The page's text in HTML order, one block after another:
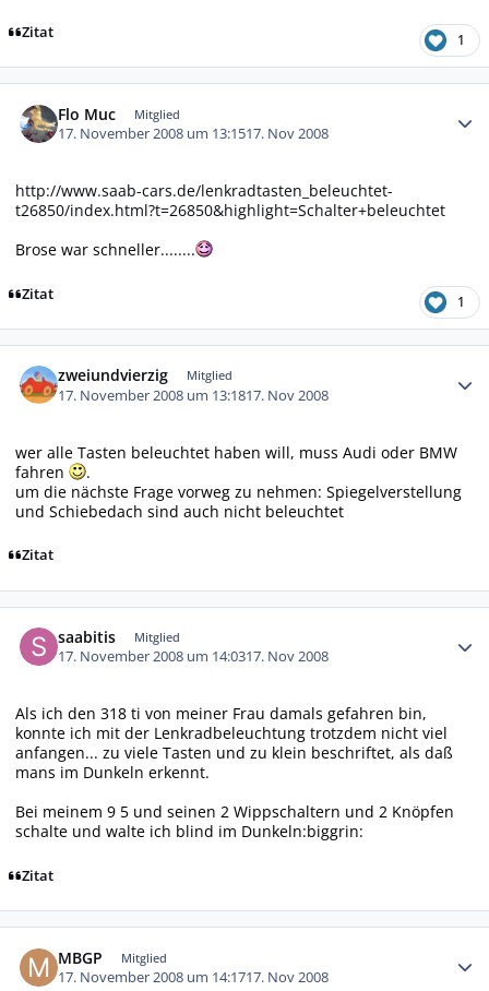
Zitat 1
Flo Muc Mitglied
17. November 2008 um 13:1517. Nov 2008
http://www.saab-cars.de/lenkradtasten_beleuchtet-
t26850/index.html?t=26850&highlight=Schalter+beleuchtet
Brose war schneller........
Zitat 1
zweiundvierzig Mitglied
17. November 2008 um 13:1817. Nov 2008
wer alle Tasten beleuchtet haben will, muss Audi oder BMW
fahren
.
um die nächste Frage vorweg zu nehmen: Spiegelverstellung
und Schiebedach sind auch nicht beleuchtet
Zitat
saabitis Mitglied
17. November 2008 um 14:0317. Nov 2008
Als ich den 318 ti von meiner Frau damals gefahren bin,
konnte ich mit der Lenkradbeleuchtung trotzdem nicht viel
anfangen... zu viele Tasten und zu klein beschriftet, als daß
mans im Dunkeln erkennt.
Bei meinem 9 5 und seinen 2 Wippschaltern und 2 Knöpfen
schalte und walte ich blind im Dunkeln:biggrin:
Zitat
MBGP Mitglied
17. November 2008 um 14:1717. Nov 2008